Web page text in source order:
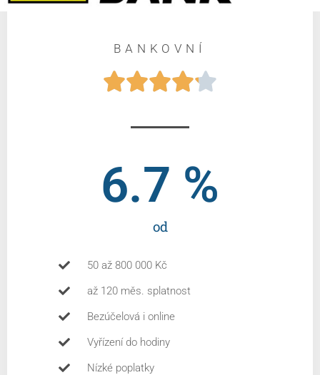
BANKOVNÍ

od
6.7 %
50 až 800 000 Kč
až 120 měs. splatnost
Bezúčelová i online
Vyřízení do hodiny
Nízké poplatky